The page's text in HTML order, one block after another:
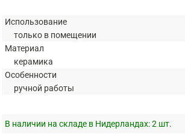
Использование
только в помещении
Материал
керамика
Особенности
ручной работы
В наличии на складе в Нидерландах:2 шт.